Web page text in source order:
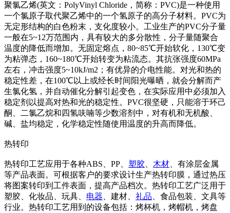
聚氯乙烯(英文：PolyVinyl Chloride，简称：PVC)是一种使用
一个氯原子取代聚乙烯中的一个氢原子的高分子材料。PVC为
无定形结构的白色粉末，支化度较小。工业生产的PVC分子量
一般在5~12万范围内，具有较大的多分散性，分子量随聚合
温度的降低而增加。无固定熔点，80~85℃开始软化，130℃变
为粘弹态，160~180℃开始转变为粘流态。其抗张强度60MPa
左右，冲击强度5~10kJ/m2；有优异的介电性能。对光和热的
稳定性差，在100℃以上或经长时间阳光曝晒，就会分解而产
生氯化氢，并自动催化分解引起变色，在实际应用中必须加入
稳定剂以提高对热和光的稳定性。PVC很坚硬，只能溶于环己
酮、二氯乙烷和四氢呋喃等少数溶剂中，对有机和无机酸、
碱、盐均稳定，化学稳定性随使用温度的升高而降低。
热转印
热转印工艺应用于各种ABS、PP、 塑胶 木材 、有涂层金属
等产品表面。可根据客户的要求设计生产热转印膜，通过热压
将图案转印到工件表面，提高产品档次。热转印工艺广泛用于
塑胶、化妆品、玩具、 电器 、建材、 礼品 、食品包装、文具等
行业。热转印工艺用到的设备包括：烤杯机，烤帽机，烤盘